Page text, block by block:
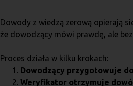
Dowody z wiedzą zerową opierają
że dowodzący mówi prawdę, ale
Proces działa w kilku krokach:
Dowodzący przygotowuje
Weryfikator otrzymuje